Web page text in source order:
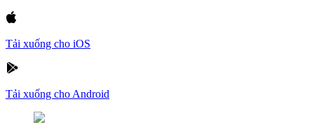
Tải xuống cho iOS
Tải xuống cho Android